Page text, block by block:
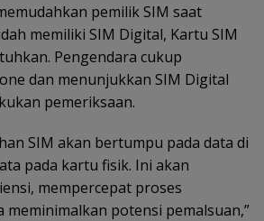
pemilik SIM saat
memiliki SIM Digital, Kartu SIM
Pengendara cukup
dan menunjukkan SIM Digital
pemeriksaan.
SIM akan bertumpu pada data di
pada kartu fisik. Ini akan
mempercepat proses
meminimalkan potensi pemalsuan,”